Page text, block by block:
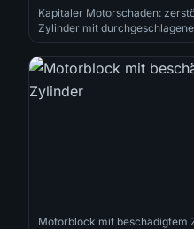
Kapitaler Motorschaden:
Zylinder mit
Motorblock mit beschädigtem